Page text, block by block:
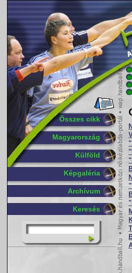
Összes cikk
Magyarország
Külföld
Képgaléria
Archívum
Keresés